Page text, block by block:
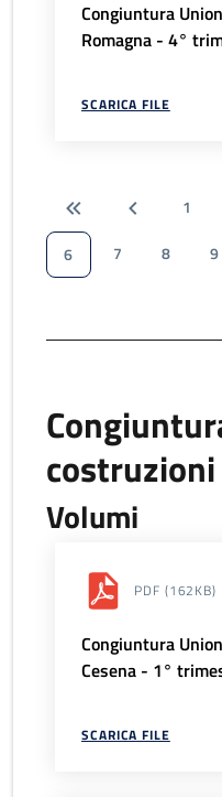
Congiuntura
Romagna - 4°
SCARICA FILE
1
6
7 8 9
Volumi
PDF (162KB)
Congiuntura
Cesena - 1°
SCARICA FILE